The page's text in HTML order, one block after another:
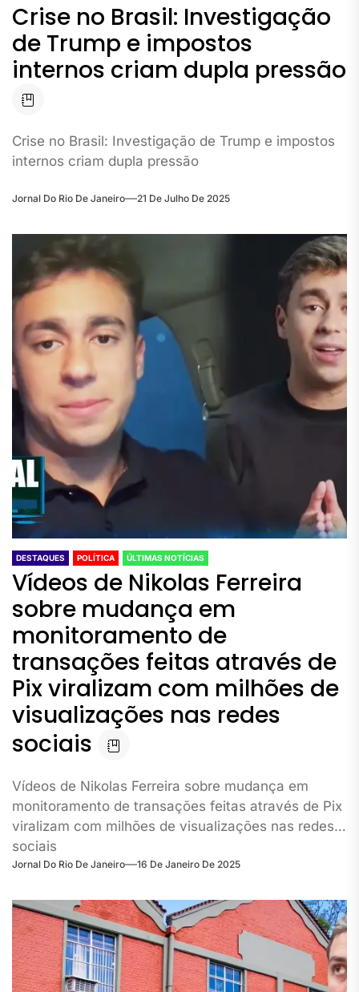
Crise no Brasil: Investigação
de Trump e impostos
internos criam dupla pressão
Crise no Brasil: Investigação de Trump e impostos
internos criam dupla pressão
Jornal Do Rio De Janeiro 21 De Julho De 2025
DESTAQUES POLÍTICA ÚLTIMAS NOTÍCIAS
Vídeos de Nikolas Ferreira
sobre mudança em
monitoramento de
transações feitas através de
Pix viralizam com milhões de
visualizações nas redes
sociais
Vídeos de Nikolas Ferreira sobre mudança em
monitoramento de transações feitas através de Pix
viralizam com milhões de visualizações nas redes
sociais
Jornal Do Rio De Janeiro 16 De Janeiro De 2025